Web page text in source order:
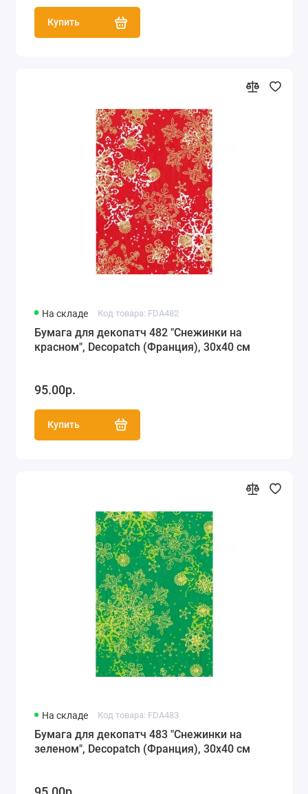
Купить
На складе Код товара: FDA482
Бумага для декопатч 482 "Снежинки на
красном", Decopatch (Франция), 30х40 см
95.00р.
Купить
На складе Код товара: FDA483
Бумага для декопатч 483 "Снежинки на
зеленом", Decopatch (Франция), 30х40 см